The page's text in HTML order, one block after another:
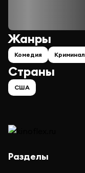
Страны
США
Жанры
Комедия Криминал
Разделы